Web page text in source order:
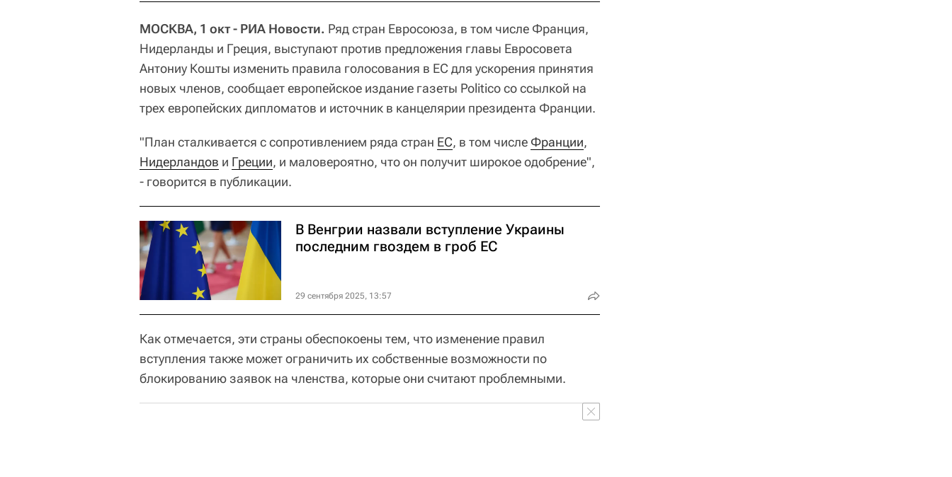
МОСКВА, 1 окт - РИА Новости. Ряд стран Евросоюза, в том числе Франция,
Нидерланды и Греция, выступают против предложения главы Евросовета
Антониу Кошты изменить правила голосования в ЕС для ускорения принятия
новых членов, сообщает европейское издание газеты Politico со ссылкой на
трех европейских дипломатов и источник в канцелярии президента Франции.
"План сталкивается с сопротивлением ряда стран ЕС, в том числе Франции,
Нидерландов и Греции, и маловероятно, что он получит широкое одобрение",
- говорится в публикации.
В Венгрии назвали вступление Украины
последним гвоздем в гроб ЕС
29 сентября 2025, 13:57
Как отмечается, эти страны обеспокоены тем, что изменение правил
вступления также может ограничить их собственные возможности по
блокированию заявок на членства, которые они считают проблемными.